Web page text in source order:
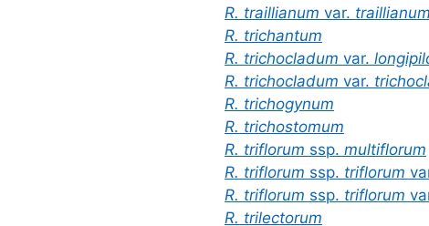
R. traillianum var. traillianum
R. trichantum
R. trichocladum var.
R. trichocladum var.
R. trichogynum
R. trichostomum
R. triflorum ssp. multiflorum
R. triflorum ssp. triflorum
R. triflorum ssp. triflorum
R. trilectorum